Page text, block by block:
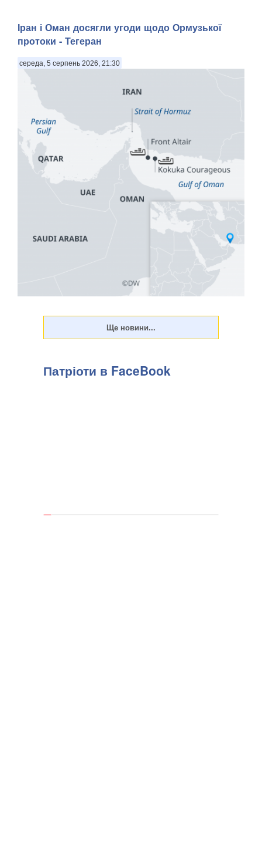
Іран і Оман досягли угоди щодо Ормузької
протоки - Тегеран
середа, 5 серпень 2026, 21:30
запропонованого маршруту судноплавства через
Ормузьку протоку. Про це повідомляє Bloomberg у середу,
розповів,...Патріоти в FaceBook